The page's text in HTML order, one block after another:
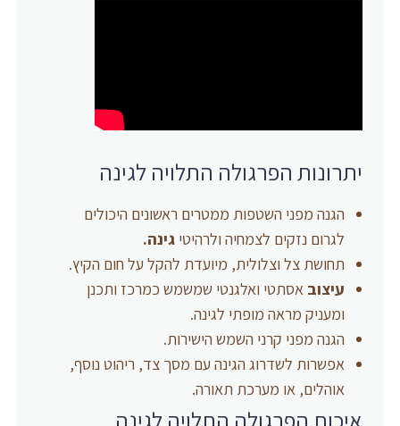
יתרונות הפרגולה התלויה לגינה
הגנה מפני השטפות ממטרים ראשונים היכולים
לגרום נזקים לצמחיה ולרהיטי גינה.
תחושת צל וצלולית, מיועדת להקל על חום הקיץ.
עיצוב אסתטי ואלגנטי שמשמש כמרכז ותכנן
ומעניק מראה מופתי לגינה.
הגנה מפני קרני השמש הישירות.
אפשרות לשדרוג הגינה עם מסך צד, ריהוט נוסף,
אוהלים, או מערכת תאורה.
איכות הפרגולה התלויה לגינה